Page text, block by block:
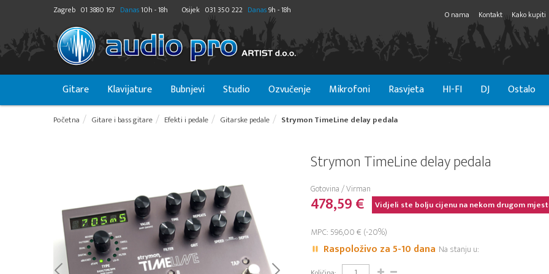
Zagreb 01 3880 167 Danas10h - 18h Osijek 031 350 222 Danas9h - 18h O nama Kontakt Kako kupiti
Gitare Klavijature Bubnjevi Studio Ozvučenje Mikrofoni Rasvjeta HI-FI DJ Ostalo
Početna Gitare i bass gitare Efekti i pedale Gitarske pedale Strymon TimeLine delay pedala
Strymon TimeLine delay pedala
Gotovina / Virman
478,59 € Vidjeli ste bolju cijenu na nekom drugom
MPC: 596,00 € (-20%)
Raspoloživo za 5-10 dana Na stanju u: